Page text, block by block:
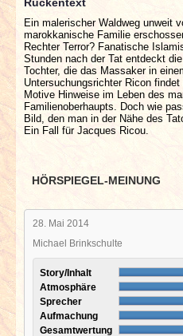
Ein malerischer Waldweg unweit
marokkanische Familie
Rechter Terror? Fanatische
Stunden nach der Tat entdeckt
Tochter, die das Massaker in
Untersuchungsrichter Ricon
Motive Hinweise im Leben des
Familienoberhaupts. Doch wie
Bild, den man in der Nähe des
Ein Fall für Jacques Ricou.
HÖRSPIEGEL-MEINUNG
28. Mai 2014
Michael Brinkschulte
Story/Inhalt
Atmosphäre
Sprecher
Aufmachung
Gesamtwertung